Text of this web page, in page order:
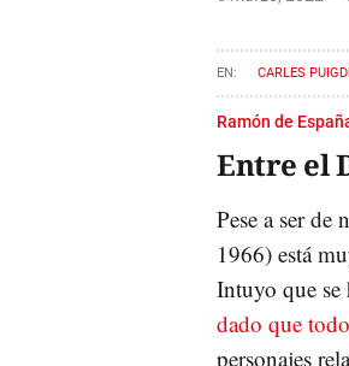
CARLES
Ramón de
Entre el
Pese a ser
1966) está
Intuyo que se
dado que
personajes